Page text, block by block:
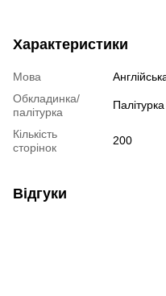
Характеристики
Мова
Обкладинка/
палітурка
Кількість
сторінок
200
Відгуки